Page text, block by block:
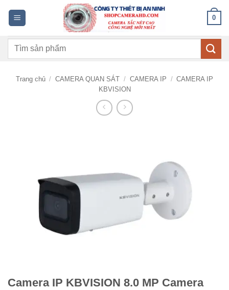
dung
0
Tìm
Trang chủ / CAMERA QUAN SÁT / CAMERA IP / CAMERA IP
KBVISION
Camera IP KBVISION 8.0 MP Camera